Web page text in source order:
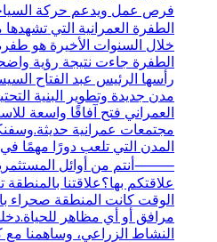
فرص عمل ويدعم حركة
الطفرة العمرانية التي
خلال السنوات الأخيرة هو
الطفرة جاءت نتيجة رؤية
رأسها الرئيس عبد الفتاح
مدن جديدة وتطوير البنية
العمراني فتح آفاقًا واسعة
مجتمعات عمرانية
المدن التي تلعب دورًا مهمًا
⸻أنتم من أوائل
الوقت كانت المنطقة صحراء
مرافق أو أي مظاهر
النشاط الزراعي، وساهمنا مع